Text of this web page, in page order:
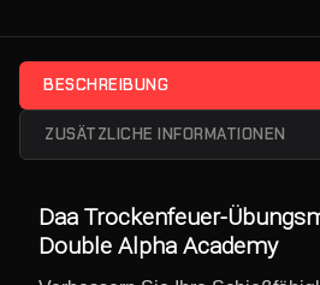
BESCHREIBUNG
ZUSÄTZLICHE INFORMATIONEN
Daa Trockenfeuer-
Double Alpha Academy